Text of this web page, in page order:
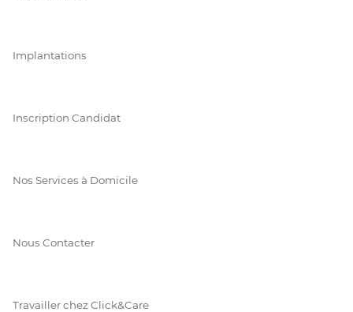
Implantations
Inscription Candidat
Nos Services à Domicile
Nous Contacter
Travailler chez Click&Care